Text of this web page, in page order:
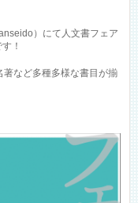
）にて人文書フェア
！
著など多種多様な書目が揃